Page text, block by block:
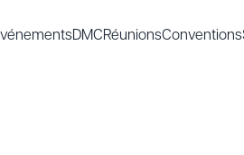
DMCRéunionsConventions